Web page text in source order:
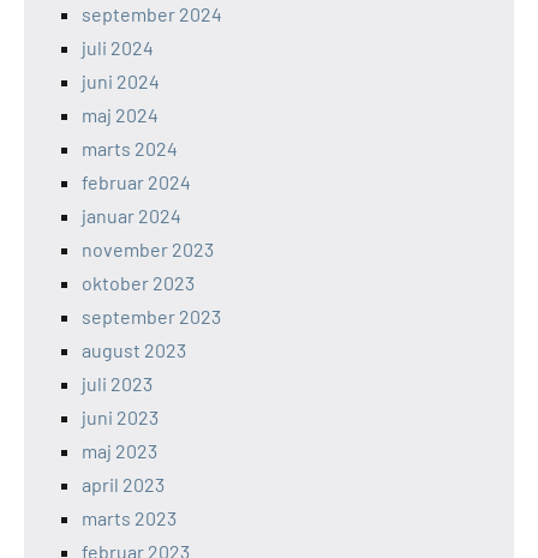
september 2024
juli 2024
juni 2024
maj 2024
marts 2024
februar 2024
januar 2024
november 2023
oktober 2023
september 2023
august 2023
juli 2023
juni 2023
maj 2023
april 2023
marts 2023
februar 2023